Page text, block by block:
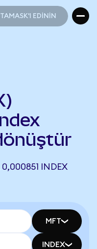
EDİNİN
INDEX
MFT
INDEX